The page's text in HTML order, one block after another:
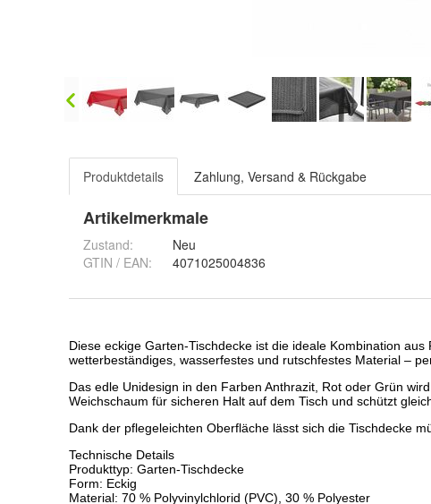
Produktdetails Zahlung, Versand & Rückgabe
Artikelmerkmale
Zustand:
Neu
GTIN / EAN:
4071025004836